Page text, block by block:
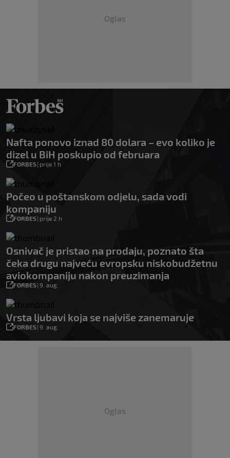
Oglas
Nafta ponovo iznad 80 dolara – evo koliko je
dizel u BiH poskupio od februara
FORBES| prije 1 h
Počeo u poštanskom odjelu, sada vodi
kompaniju
FORBES| prije 2 h
Osnivač je pristao na prodaju, poznato šta
čeka drugu najveću evropsku niskobudžetnu
aviokompaniju nakon preuzimanja
FORBES| 9. aug.
Vrsta ljubavi koja se najviše zanemaruje
FORBES| 9. aug.
Oglas